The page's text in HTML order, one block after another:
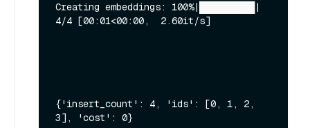
Creating embeddings: 100%|██████████|
4/4 [00:01<00:00,  2.60it/s]
{'insert_count': 4, 'ids': [0, 1, 2,